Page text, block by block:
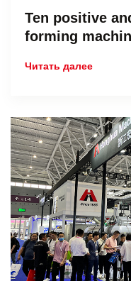
Ten positive
forming
Читать далее